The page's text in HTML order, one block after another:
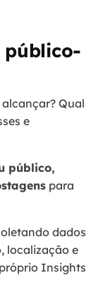
público-
Qual
e
público,
para
dados
localização e
Insights